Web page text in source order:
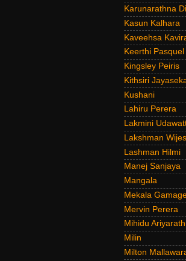
Karunarathna
Kasun Kalhara
Kaveehsa
Keerthi Pasquel
Kingsley Peiris
Kithsiri
Kushani
Lahiru Perera
Lakmini
Lakshman
Lashman Hilmi
Manej Sanjaya
Mangala
Mekala
Mervin Perera
Mihidu
Milin
Milton